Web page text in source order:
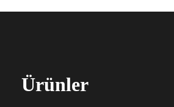
Ürünler